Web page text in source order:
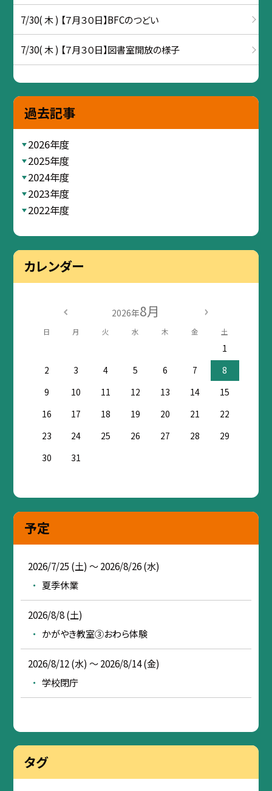
7/30( 木 ) 【７月３０日】BFCのつどい
7/30( 木 ) 【７月３０日】図書室開放の様子
過去記事
2026年度
2025年度
2024年度
2023年度
2022年度
カレンダー
2026年8月
日 月 火 水 木 金 土
1
2
3 4 5 6 7
8
9
10 11 12 13 14
15
16
17 18 19 20 21
22
23
24 25 26 27 28
29
30
31
予定
2026/7/25 (土) ～ 2026/8/26 (水)
夏季休業
2026/8/8 (土)
かがやき教室③おわら体験
2026/8/12 (水) ～ 2026/8/14 (金)
学校閉庁
タグ